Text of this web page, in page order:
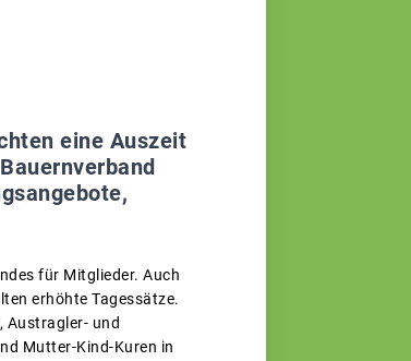
eine Auszeit
für Mitglieder. Auch
erhöhte Tagessätze.
Austragler- und
Mutter-Kind-Kuren in